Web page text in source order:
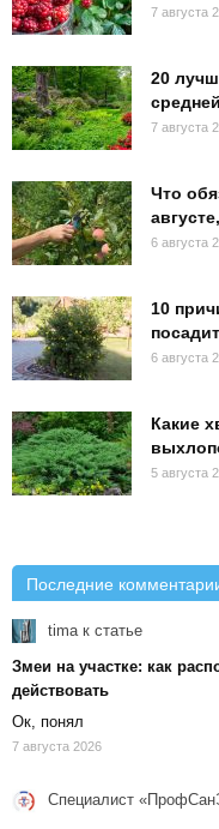
7 августа
20
7 августа
Что
6 августа
10
6 августа
Какие
5 августа
Последние
tima к статье
Змеи на участке: как
действовать
Ок, понял
7 августа 2026
Специалист